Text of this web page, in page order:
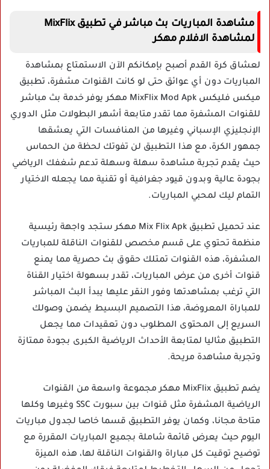
مشاهدة المباريات بث مباشر في تطبيق MixFlix
لمشاهدة الافلام مهكر
لعشاق كرة القدم أصبح بإمكانكم الآن الاستمتاع بمشاهدة
المباريات دون أي عوائق حتى لو كانت القنوات مشفرة، تطبيق
ميكس فليكس MixFlix Mod Apk مهكر يوفر خدمة بث مباشر
للقنوات المشفرة مما تقدر متابعة أشهر البطولات مثل الدوري
الإنجليزي الإسباني وغيرها من المنافسات التي يعشقها
جمهور الكرة، مع هذا التطبيق لن تفوتك لحظة من الحماس
حيث يقدم تجربة مشاهدة سهلة وسهلة تدعم شغفك الرياضي
بجودة عالية وبدون قيود جغرافية أو تقنية مما يجعله الاختيار
التمام ليك لمحبي المباريات.
عند تحميل تطبيق Mix Flix Apk مهكر
ستجد واجهة رئيسية
منظمة تحتوي على قسم مخصص للقنوات الناقلة للمباريات
المشفرة، هذه القنوات تمتلك حقوق بث حصرية مما يمنع
قنوات أخرى من عرض المباريات، تقدر بسهولة اختيار القناة
التي ترغب بمشاهدتها وفور النقر عليها يبدأ البث المباشر
للمباراة المعروضة، هذا التصميم البسيط يضمن وصولك
السريع إلى المحتوى المطلوب دون تعقيدات مما يجعل
التطبيق مثاليا لمتابعة الأحداث الرياضية الكبرى بجودة ممتازة
وتجربة مشاهدة مريحة.
يضم تطبيق MixFlix مهكر مجموعة واسعة من القنوات
الرياضية المشفرة مثل قنوات بين سبورت SSC وغيرها وكلها
متاحة مجانا، وكمان يوفر التطبيق قسما خاصا لجدول مباريات
اليوم حيث يعرض قائمة شاملة بجميع المباريات المقررة مع
توضيح توقيت كل مباراة والقنوات الناقلة لها، هذه الميزة